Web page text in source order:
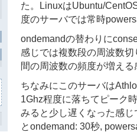
た。LinuxはUbuntu/
度のサーバでは常時
ondemandの替わりに
感じでは複数段の周波数
間の周波数の頻度が増える
ちなみにこのサーバは
1Ghz程度に落ちてピーク
みると少し遅くなった感
とondemand: 30秒,